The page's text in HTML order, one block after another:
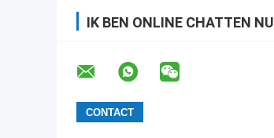
IK BEN ONLINE CHATTEN NU